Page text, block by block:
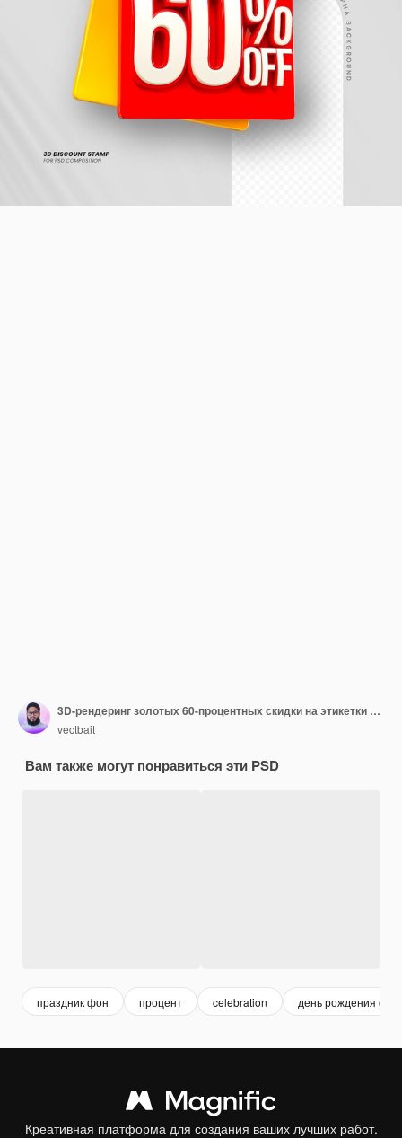
3D-рендеринг золотых 60-процентных скидки на этикетки для продвижения вашего продукта
vectbait
Вам также могут понравиться эти PSD
праздник фон процент celebration день рождения фон
Креативная платформа для создания ваших лучших работ.